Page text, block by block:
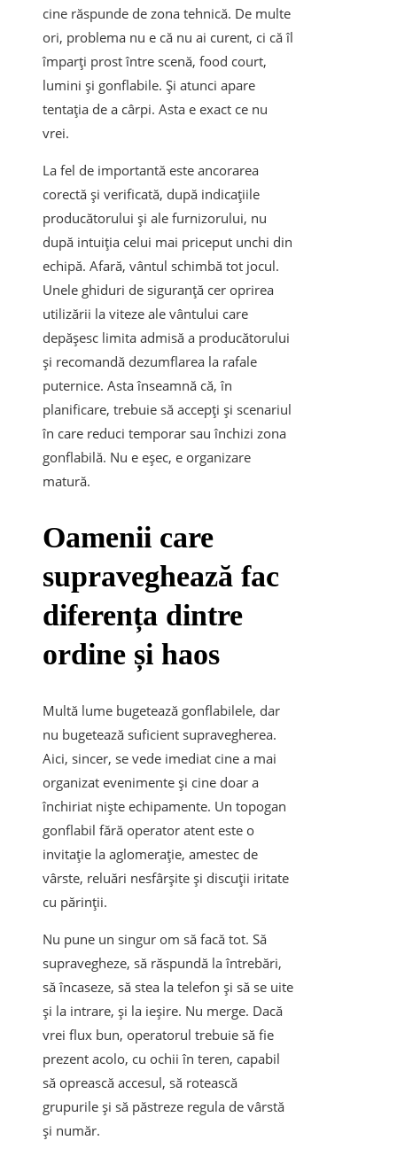
cine răspunde de zona tehnică. De multe
ori, problema nu e că nu ai curent, ci că îl
împarți prost între scenă, food court,
lumini și gonflabile. Și atunci apare
tentația de a cârpi. Asta e exact ce nu
vrei.
La fel de importantă este ancorarea
corectă și verificată, după indicațiile
producătorului și ale furnizorului, nu
după intuiția celui mai priceput unchi din
echipă. Afară, vântul schimbă tot jocul.
Unele ghiduri de siguranță cer oprirea
utilizării la viteze ale vântului care
depășesc limita admisă a producătorului
și recomandă dezumflarea la rafale
puternice. Asta înseamnă că, în
planificare, trebuie să accepți și scenariul
în care reduci temporar sau închizi zona
gonflabilă. Nu e eșec, e organizare
matură.
Oamenii care
supraveghează fac
diferența dintre
ordine și haos
Multă lume bugetează gonflabilele, dar
nu bugetează suficient supravegherea.
Aici, sincer, se vede imediat cine a mai
organizat evenimente și cine doar a
închiriat niște echipamente. Un topogan
gonflabil fără operator atent este o
invitație la aglomerație, amestec de
vârste, reluări nesfârșite și discuții iritate
cu părinții.
Nu pune un singur om să facă tot. Să
supravegheze, să răspundă la întrebări,
să încaseze, să stea la telefon și să se uite
și la intrare, și la ieșire. Nu merge. Dacă
vrei flux bun, operatorul trebuie să fie
prezent acolo, cu ochii în teren, capabil
să oprească accesul, să rotească
grupurile și să păstreze regula de vârstă
și număr.